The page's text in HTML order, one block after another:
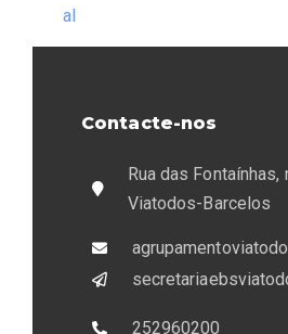
al
Contacte-nos
Rua das
Viatodos-Barcelos
252960200